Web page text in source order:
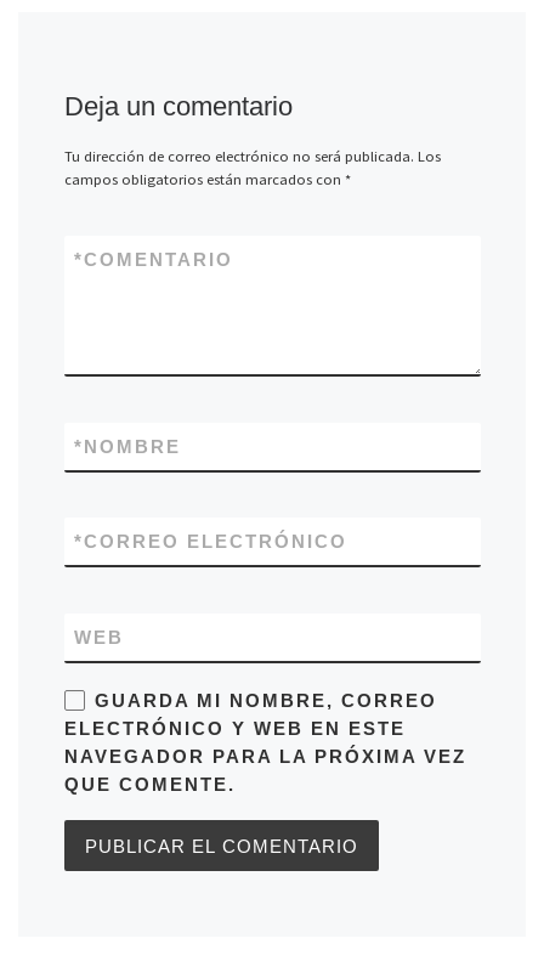
Deja un comentario
Tu dirección de correo electrónico no será publicada. Los
campos obligatorios están marcados con *
COMENTARIO
*
NOMBRE
*
CORREO ELECTRÓNICO
*
WEB
GUARDA MI NOMBRE, CORREO
ELECTRÓNICO Y WEB EN ESTE
NAVEGADOR PARA LA PRÓXIMA VEZ
QUE COMENTE.